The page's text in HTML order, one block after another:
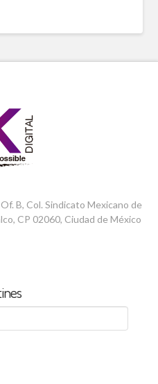
B, Col. Sindicato Mexicano de
CP 02060, Ciudad de México